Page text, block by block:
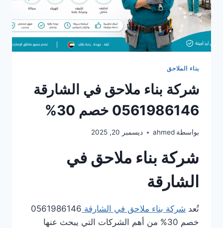
بناء الملاحق
شركة بناء ملاحق في الشارقة
0561986146 خصم 30%
بواسطة ahmed ديسمبر 20, 2025
شركة بناء ملاحق في
الشارقة
تُعد شركة بناء ملاحق في الشارقة 0561986146
خصم 30% من أهم الشركات التي يبحث عنها